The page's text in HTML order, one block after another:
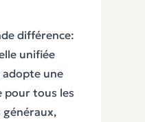
différence:
unifiée
une
pour tous les
généraux,